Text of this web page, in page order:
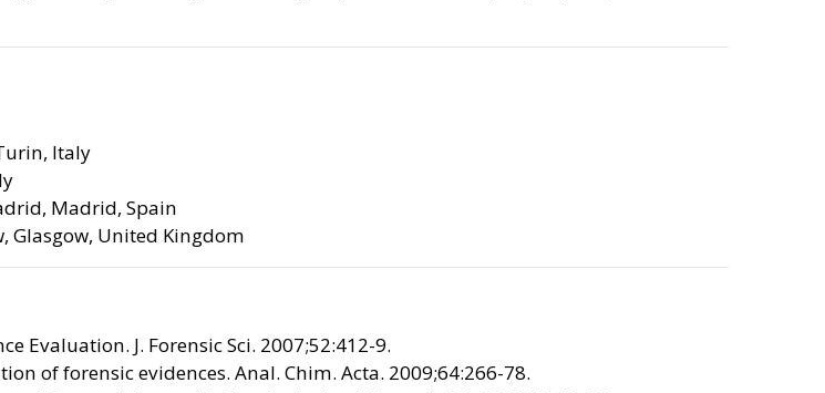
Italy
Madrid, Spain
Glasgow, United Kingdom
Evaluation. J. Forensic Sci. 2007;52:412-9.
of forensic evidences. Anal. Chim. Acta. 2009;64:266-78.